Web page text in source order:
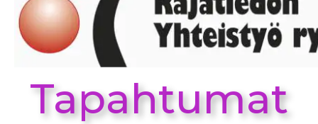
Tapahtumat